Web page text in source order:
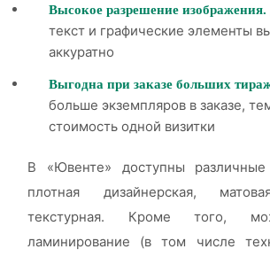
Высокое разрешение изображения.
текст и графические элементы
аккуратно
Выгодна при заказе больших
больше экземпляров в заказе,
стоимость одной визитки
В «Ювенте» доступны
плотная дизайнерская,
текстурная. Кроме того,
ламинирование (в том числе